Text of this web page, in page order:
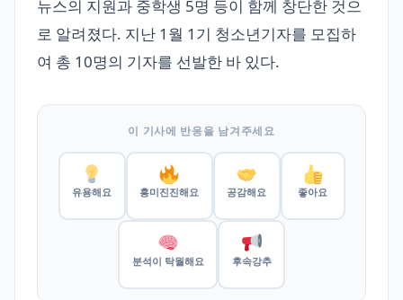
뉴스의 지원과 중학생 5명 등이 함께 창단한 것으
로 알려졌다. 지난 1월 1기 청소년기자를 모집하
여 총 10명의 기자를 선발한 바 있다.
이 기사에 반응을 남겨주세요
유용해요 흥미진진해요 공감해요 좋아요
분석이 탁월해요 후속강추